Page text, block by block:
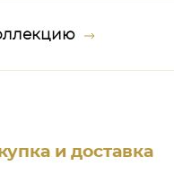
и доставка